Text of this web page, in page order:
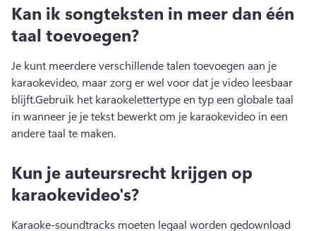
Kan ik songteksten in meer dan één
taal toevoegen?
Je kunt meerdere verschillende talen toevoegen aan je
karaokevideo, maar zorg er wel voor dat je video leesbaar
blijft.Gebruik het karaokelettertype en typ een globale taal
in wanneer je je tekst bewerkt om je karaokevideo in een
andere taal te maken.
Kun je auteursrecht krijgen op
karaokevideo's?
Karaoke-soundtracks moeten legaal worden gedownload